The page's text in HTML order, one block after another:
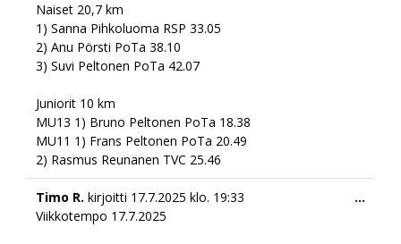
Naiset 20,7 km
1) Sanna Pihkoluoma RSP 33.05
2) Anu Pörsti PoTa 38.10
3) Suvi Peltonen PoTa 42.07
Juniorit 10 km
MU13 1) Bruno Peltonen PoTa 18.38
MU11 1) Frans Peltonen PoTa 20.49
2) Rasmus Reunanen TVC 25.46
Timo R. kirjoitti 17.7.2025 klo. 19:33
Viikkotempo 17.7.2025
...